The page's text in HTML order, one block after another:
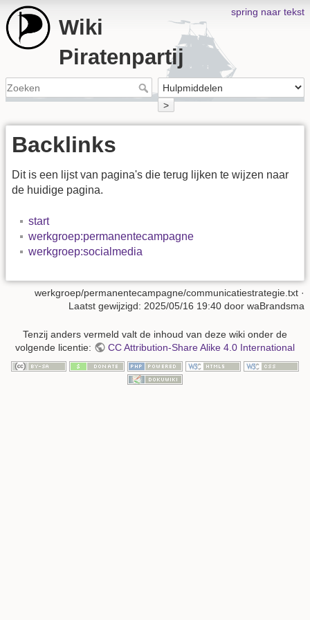
spring naar tekst
Wiki
Piratenpartij
>
Backlinks
Dit is een lijst van pagina's die terug lijken te wijzen naar
de huidige pagina.
start
werkgroep:permanentecampagne
werkgroep:socialmedia
werkgroep/permanentecampagne/communicatiestrategie.txt ·
Laatst gewijzigd: 2025/05/16 19:40 door waBrandsma
Tenzij anders vermeld valt de inhoud van deze wiki onder de
volgende licentie:
CC Attribution-Share Alike 4.0 International